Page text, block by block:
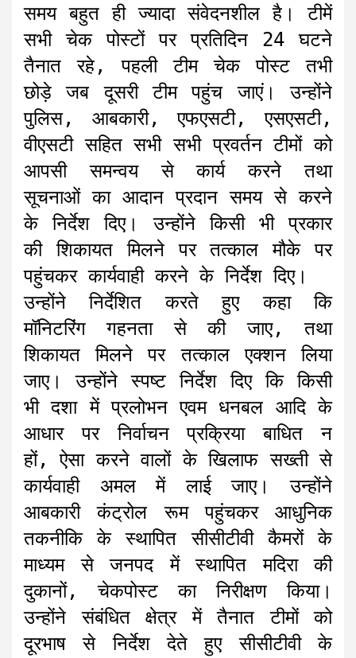
समय बहुत ही ज्यादा संवेदनशील है। टीमें
सभी चेक पोस्टों पर प्रतिदिन 24 घटने
तैनात रहे, पहली टीम चेक पोस्ट तभी
छोड़े जब दूसरी टीम पहुंच जाएं। उन्होंने
पुलिस, आबकारी, एफएसटी, एसएसटी,
वीएसटी सहित सभी सभी प्रवर्तन टीमों को
आपसी समन्वय से कार्य करने तथा
सूचनाओं का आदान प्रदान समय से करने
के निर्देश दिए। उन्होंने किसी भी प्रकार
की शिकायत मिलने पर तत्काल मौके पर
पहुंचकर कार्यवाही करने के निर्देश दिए।
उन्होंने निर्देशित करते हुए कहा कि
मॉनिटरिंग गहनता से की जाए, तथा
शिकायत मिलने पर तत्काल एक्शन लिया
जाए। उन्होंने स्पष्ट निर्देश दिए कि किसी
भी दशा में प्रलोभन एवम धनबल आदि के
आधार पर निर्वाचन प्रक्रिया बाधित न
हों, ऐसा करने वालों के खिलाफ सख्ती से
कार्यवाही अमल में लाई जाए। उन्होंने
आबकारी कंट्रोल रूम पहुंचकर आधुनिक
तकनीकि के स्थापित सीसीटीवी कैमरों के
माध्यम से जनपद में स्थापित मदिरा की
दुकानों, चेकपोस्ट का निरीक्षण किया।
उन्होंने संबंधित क्षेत्र में तैनात टीमों को
दूरभाष से निर्देश देते हुए सीसीटीवी के